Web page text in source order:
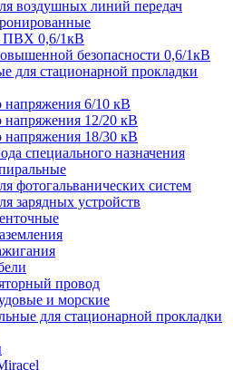
воздушных линий передач
ПВХ 0,6/1кВ
безопасности 0,6/1кВ
для стационарной прокладки
напряжения 6/10 кВ
напряжения 12/20 кВ
напряжения 18/30 кВ
специального назначения
фотогальванических систем
зарядных устройств
провод
и морские
для стационарной прокладки